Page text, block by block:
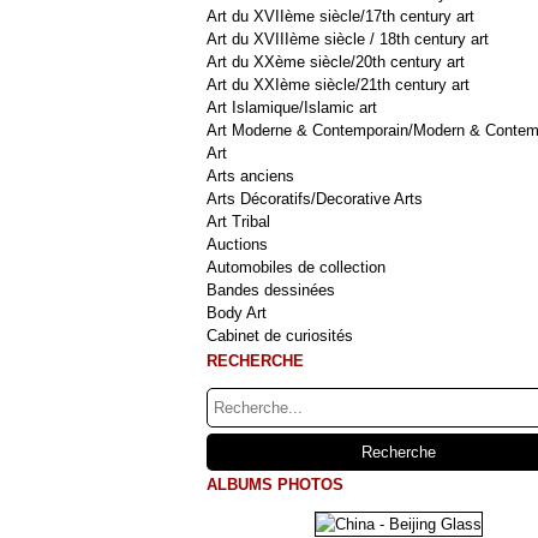
Art du XVIIème siècle/17th century art
Art du XVIIIème siècle / 18th century art
Art du XXème siècle/20th century art
Art du XXIème siècle/21th century art
Art Islamique/Islamic art
Art Moderne & Contemporain/Modern &
Art
Arts anciens
Arts Décoratifs/Decorative Arts
Art Tribal
Auctions
Automobiles de collection
Bandes dessinées
Body Art
Cabinet de curiosités
RECHERCHE
ALBUMS PHOTOS